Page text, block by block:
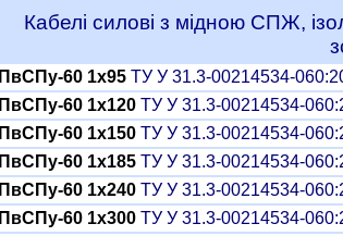
Кабелі силові з мідною СПЖ,
ПвСПу-60 1x95 ТУ У 31.3-00214534-
ПвСПу-60 1x120 ТУ У 31.3-00214534-
ПвСПу-60 1x150 ТУ У 31.3-00214534-
ПвСПу-60 1x185 ТУ У 31.3-00214534-
ПвСПу-60 1x240 ТУ У 31.3-00214534-
ПвСПу-60 1x300 ТУ У 31.3-00214534-